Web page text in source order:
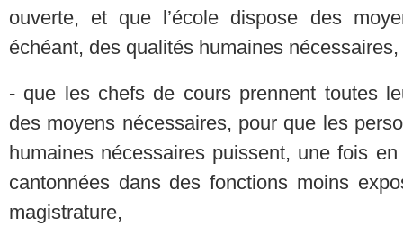
ouverte, et que l’école dispose des
échéant, des qualités humaines nécessaires,
- que les chefs de cours prennent toutes
des moyens nécessaires, pour que les
humaines nécessaires puissent, une fois
cantonnées dans des fonctions moins
magistrature,